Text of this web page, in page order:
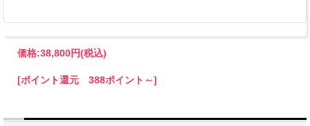
価格:38,800円(税込)
[ポイント還元 388ポイント～]